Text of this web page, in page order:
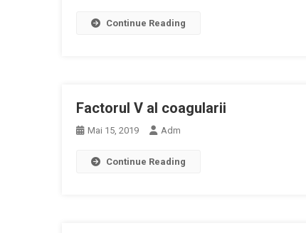
Continue Reading
Factorul V al coagularii
Mai 15, 2019 Adm
Continue Reading